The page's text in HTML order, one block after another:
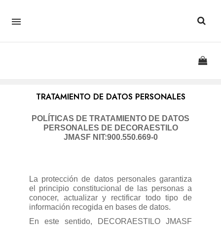

TRATAMIENTO DE DATOS PERSONALES
POLÍTICAS DE TRATAMIENTO DE DATOS
PERSONALES DE DECORAESTILO
JMASF NIT:900.550.669-0
La protección de datos personales garantiza
el principio constitucional de las personas a
conocer, actualizar y rectificar todo tipo de
información recogida en bases de datos.
En este sentido, DECORAESTILO JMASF